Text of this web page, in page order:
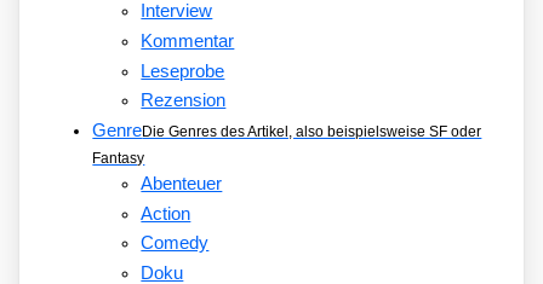
Interview
Kommentar
Leseprobe
Rezension
GenreDie Genres des Artikel, also beispielsweise SF oder
Fantasy
Abenteuer
Action
Comedy
Doku